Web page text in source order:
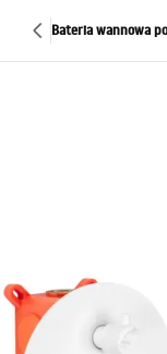
Bateria wannowa